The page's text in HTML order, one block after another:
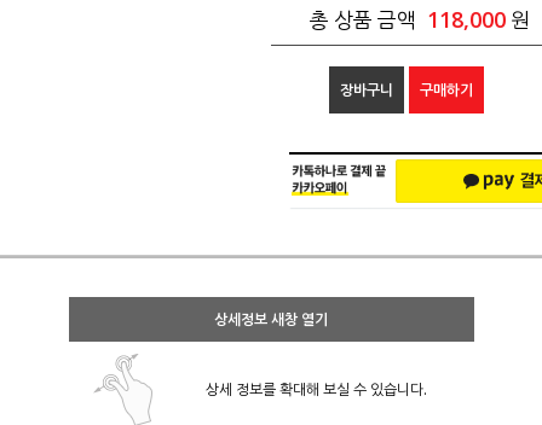
총 상품 금액 118,000 원
장바구니 구매하기
상세정보 새창 열기
상세 정보를 확대해 보실 수 있습니다.